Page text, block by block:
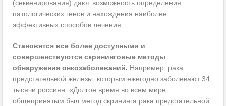
(секвенирования) дают возможность определения
патологических генов и нахождения наиболее
эффективных способов лечения.
Становятся все более доступными и
совершенствуются скрининговые методы
обнаружения онкозаболеваний. Например, рака
предстательной железы, которым ежегодно заболевают 34
тысячи россиян. «Долгое время во всем мире
общепринятым был метод скрининга рака предстательной